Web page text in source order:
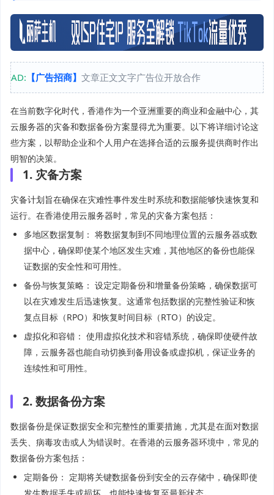
AD: 【广告招商】 文章正文文字广告位开放合作
在当前数字化时代，香港作为一个亚洲重要的商业和金融中心，其
云服务器的灾备和数据备份方案显得尤为重要。以下将详细讨论这
些方案，以帮助企业和个人用户在选择合适的云服务提供商时作出
明智的决策。
1. 灾备方案
灾备计划旨在确保在灾难性事件发生时系统和数据能够快速恢复和
运行。在香港使用云服务器时，常见的灾备方案包括：
多地区数据复制： 将数据复制到不同地理位置的云服务器或数
据中心，确保即使某个地区发生灾难，其他地区的备份也能保
证数据的安全性和可用性。
备份与恢复策略： 设定定期备份和增量备份策略，确保数据可
以在灾难发生后迅速恢复。这通常包括数据的完整性验证和恢
复点目标（RPO）和恢复时间目标（RTO）的设定。
虚拟化和容错： 使用虚拟化技术和容错系统，确保即使硬件故
障，云服务器也能自动切换到备用设备或虚拟机，保证业务的
连续性和可用性。
2. 数据备份方案
数据备份是保证数据安全和完整性的重要措施，尤其是在面对数据
丢失、病毒攻击或人为错误时。在香港的云服务器环境中，常见的
数据备份方案包括：
定期备份： 定期将关键数据备份到安全的云存储中，确保即使